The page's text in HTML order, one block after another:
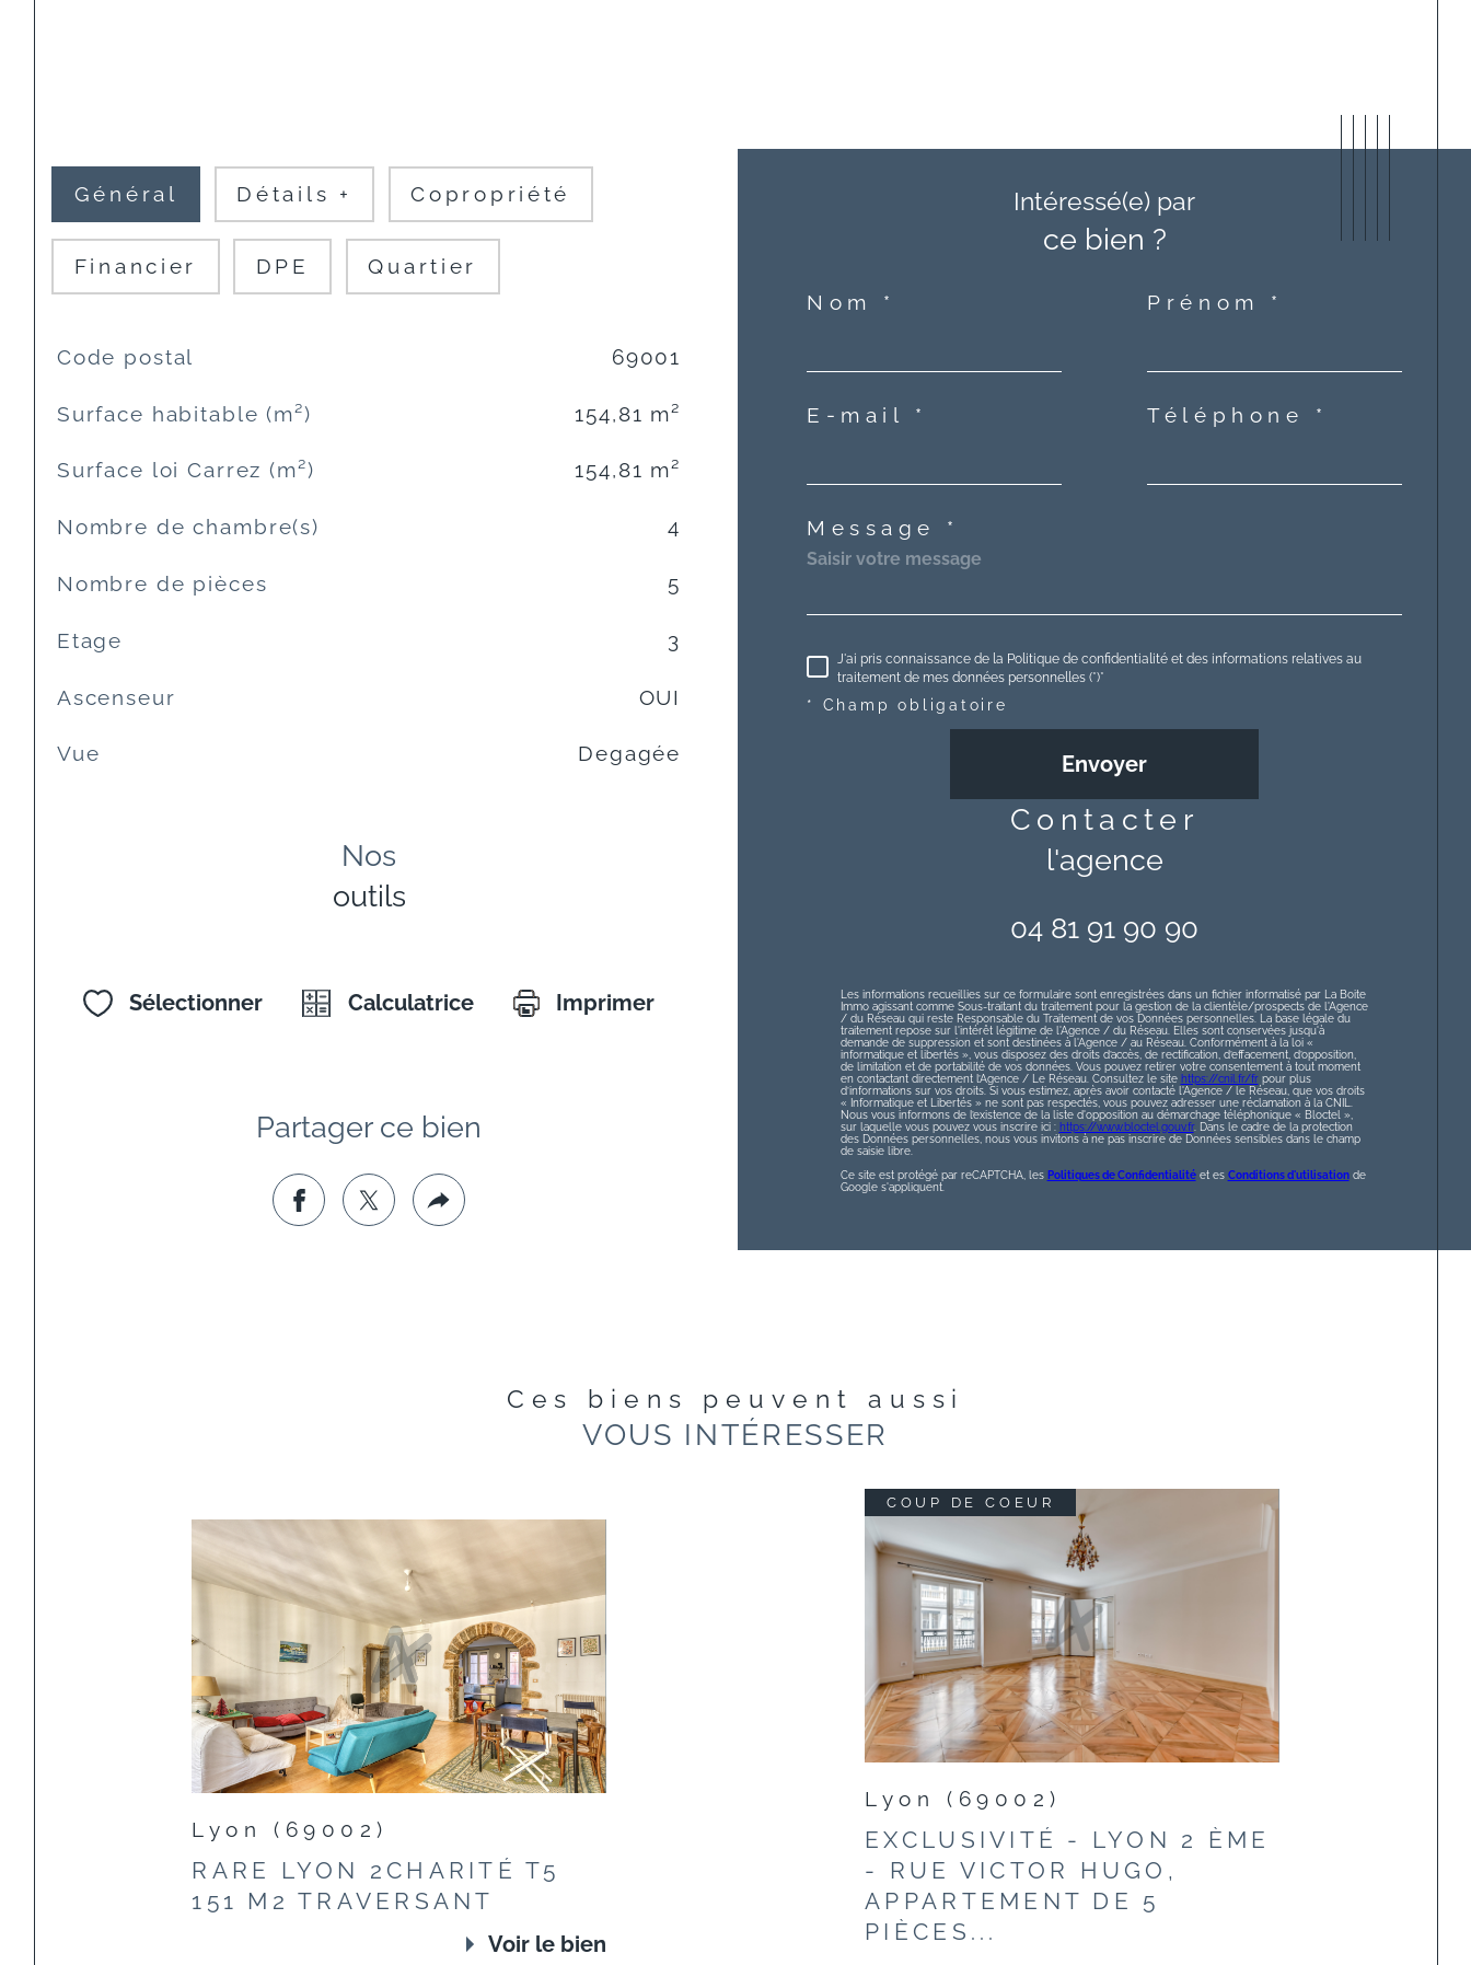
Général Détails + Copropriété
Financier DPE Quartier
TRAD_SIROCCO_Caracteristique
Code postal 69001
Surface habitable (m²) 154,81 m²
Surface loi Carrez (m²) 154,81 m²
Nombre de chambre(s) 4
Nombre de pièces 5
Etage 3
Ascenseur OUI
Vue Degagée
Nos
outils
Sélectionner Calculatrice Imprimer
Partager ce bien
Intéressé(e) par
ce bien ?
Nom * Prénom *
E-mail * Téléphone *
Message *
J'ai pris connaissance de la Politique de confidentialité et des informations relatives au
traitement de mes données personnelles (*)*
* Champ obligatoire
Envoyer
contacter
l'agence
04 81 91 90 90
Les informations recueillies sur ce formulaire sont enregistrées dans un fichier informatisé par La Boite
Immo agissant comme Sous-traitant du traitement pour la gestion de la clientèle/prospects de l'Agence
/ du Réseau qui reste Responsable du Traitement de vos Données personnelles. La base légale du
traitement repose sur l'intérêt légitime de l'Agence / du Réseau. Elles sont conservées jusqu'à
demande de suppression et sont destinées à l'Agence / au Réseau. Conformément à la loi «
informatique et libertés », vous disposez des droits d’accès, de rectification, d’effacement, d’opposition,
de limitation et de portabilité de vos données. Vous pouvez retirer votre consentement à tout moment
en contactant directement l’Agence / Le Réseau. Consultez le site https://cnil.fr/frpour plus
d’informations sur vos droits. Si vous estimez, après avoir contacté l'Agence / le Réseau, que vos droits
« Informatique et Libertés » ne sont pas respectés, vous pouvez adresser une réclamation à la CNIL.
Nous vous informons de l’existence de la liste d'opposition au démarchage téléphonique « Bloctel »,
sur laquelle vous pouvez vous inscrire ici : https://www.bloctel.gouv.fr. Dans le cadre de la protection
des Données personnelles, nous vous invitons à ne pas inscrire de Données sensibles dans le champ
de saisie libre.
Ce site est protégé par reCAPTCHA, les Politiques de Confidentialitéet es Conditions d'utilisationde
Google s'appliquent.
Ces biens peuvent aussi
VOUS INTÉRESSER
Lyon (69002)
RARE LYON 2CHARITÉ T5
151 M2 TRAVERSANT
Voir le bien
COUP DE COEUR
Lyon (69002)
EXCLUSIVITÉ - LYON 2 ÈME
- RUE VICTOR HUGO,
APPARTEMENT DE 5
PIÈCES...